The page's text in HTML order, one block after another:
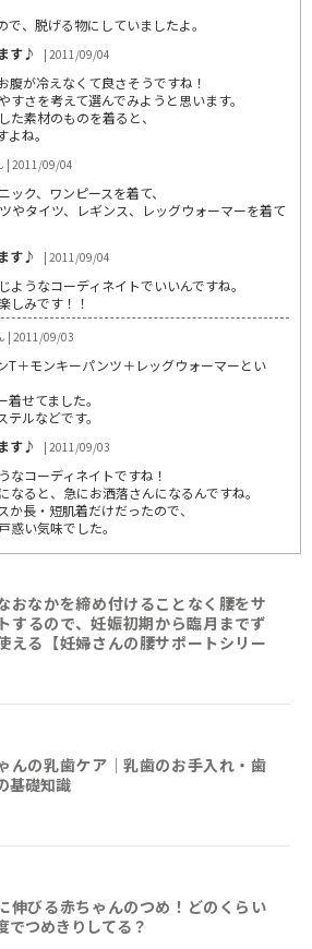
で、脱げる物にしていましたよ。
す♪
| 2011/09/04
腹が冷えなくて良さそうですね！
すさを考えて選んでみようと思います。
た素材のものを着ると、
ね。
| 2011/09/04
ック、ワンピースを着て、
やタイツ、レギンス、レッグウォーマーを着て
す♪
| 2011/09/04
ようなコーディネイトでいいんですね。
しみです！！
| 2011/09/03
T＋モンキーパンツ＋レッグウォーマーとい
せてました。
ルなどです。
す♪
| 2011/09/03
なコーディネイトですね！
なると、急にお洒落さんになるんですね。
か長・短肌着だけだったので、
惑い気味でした。
おなかを締め付けることなく腰をサ
するので、妊娠初期から臨月までず
える【妊婦さんの腰サポートシリー
んの乳歯ケア｜乳歯のお手入れ・歯
基礎知識
伸びる赤ちゃんのつめ！どのくらい
でつめきりしてる？